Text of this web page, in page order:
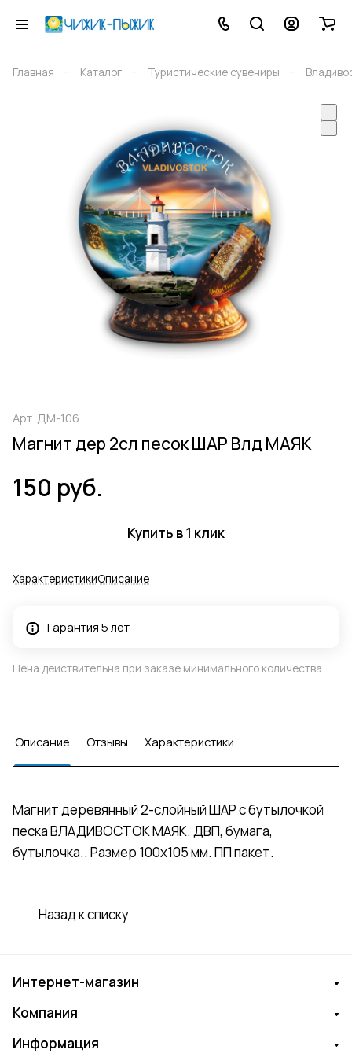
Главная – Каталог – Туристические сувениры –
Арт. ДМ-106
Магнит дер 2сл песок ШАР Влд МАЯК
150 руб.
Купить в 1 клик
ХарактеристикиОписание
Гарантия 5 лет
Цена действительна при заказе минимального количества
Описание Отзывы Характеристики
Магнит деревянный 2-слойный ШАР с бутылочкой
песка ВЛАДИВОСТОК МАЯК. ДВП, бумага,
бутылочка.. Размер 100х105 мм. ПП пакет.
Назад к списку
Интернет-магазин
Компания
Информация